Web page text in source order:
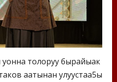
толоруу бырайыак
аатынан улуустаа5ы